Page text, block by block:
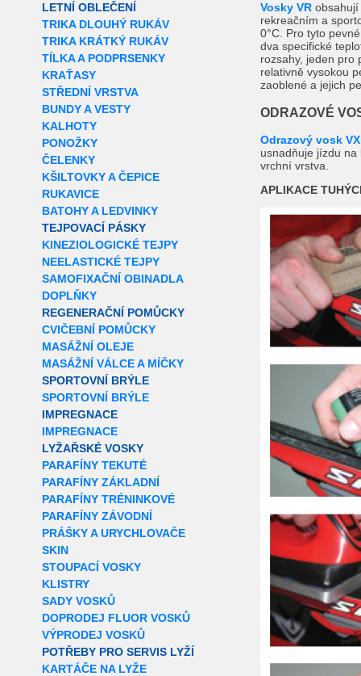
LETNÍ OBLEČENÍ
TRIKA DLOUHÝ RUKÁV
TRIKA KRÁTKÝ RUKÁV
TÍLKA A PODPRSENKY
KRAŤASY
STŘEDNÍ VRSTVA
BUNDY A VESTY
KALHOTY
PONOŽKY
ČELENKY
KŠILTOVKY A ČEPICE
RUKAVICE
BATOHY A LEDVINKY
TEJPOVACÍ PÁSKY
KINEZIOLOGICKÉ TEJPY
NEELASTICKÉ TEJPY
SAMOFIXAČNÍ OBINADLA
DOPLŇKY
REGENERAČNÍ POMŮCKY
CVIČEBNÍ POMŮCKY
MASÁŽNÍ OLEJE
MASÁŽNÍ VÁLCE A MÍČKY
SPORTOVNÍ BRÝLE
SPORTOVNÍ BRÝLE
IMPREGNACE
IMPREGNACE
LYŽAŘSKÉ VOSKY
PARAFÍNY TEKUTÉ
PARAFÍNY ZÁKLADNÍ
PARAFÍNY TRÉNINKOVÉ
PARAFÍNY ZÁVODNÍ
PRÁŠKY A URYCHLOVAČE
SKIN
STOUPACÍ VOSKY
KLISTRY
SADY VOSKŮ
DOPRODEJ FLUOR VOSKŮ
VÝPRODEJ VOSKŮ
POTŘEBY PRO SERVIS LYŽÍ
KARTÁČE NA LYŽE
Vosky VR obsahují
rekreačním a
0°C. Pro tyto
dva specifické
rozsahy, jeden pro
relativně vysokou
zaoblené a jejich
ODRAZOVÉ
Odrazový vosk VX
usnadňuje jízdu
vrchní vrstva.
APLIKACE